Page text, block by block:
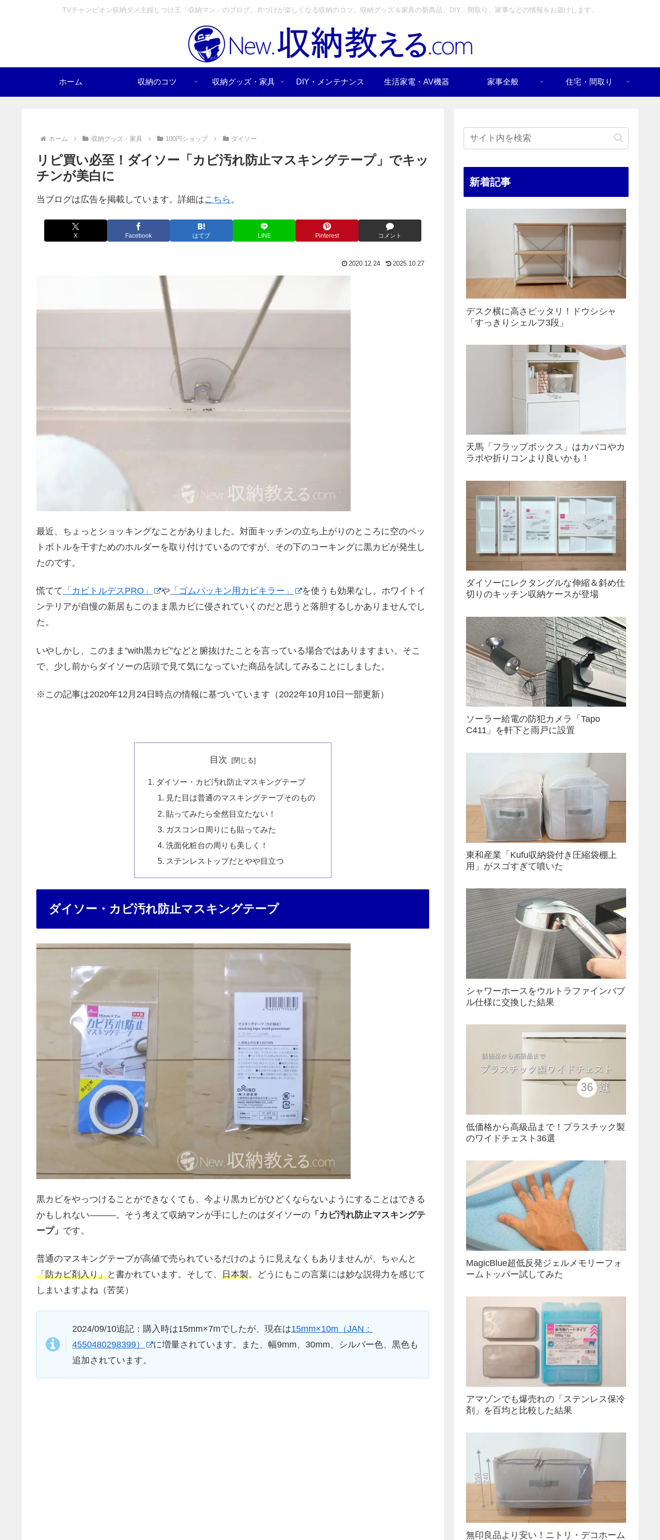
TVチャンピオン収納ダメ主婦しつけ王「収納マン」のブログ。片づけが楽しくなる収納のコツ、収納グッズ＆家具の新商品、DIY、間取り、家事などの情報をお届けします。
ホーム 収納のコツ 収納グッズ・家具 DIY・メンテナンス 生活家電・AV機器 家事全般 住宅・間取り
ホーム 収納グッズ・家具 100円ショップ ダイソー
リピ買い必至！ダイソー「カビ汚れ防止マスキングテープ」でキッ
チンが美白に
当ブログは広告を掲載しています。詳細はこちら 。
X Facebook はてブ LINE Pinterest コメント
2020.12.24 2025.10.27
最近、ちょっとショッキングなことがありました。対面キッチンの立ち上がりのところに空のペッ
トボトルを干すためのホルダーを取り付けているのですが、その下のコーキングに黒カビが発生し
たのです。
慌てて 「カビトルデスPRO」 や 「ゴムパッキン用カビキラー」
を使うも効果なし。ホワイトイ
ンテリアが自慢の新居もこのまま黒カビに侵されていくのだと思うと落胆するしかありませんでし
た。
いやしかし、このまま”with黒カビ”などと腑抜けたことを言っている場合ではありますまい。そこ
で、少し前からダイソーの店頭で見て気になっていた商品を試してみることにしました。
※この記事は2020年12月24日時点の情報に基づいています（2022年10月10日一部更新）
目次
ダイソー・カビ汚れ防止マスキングテープ
見た目は普通のマスキングテープそのもの
貼ってみたら全然目立たない！
ガスコンロ周りにも貼ってみた
洗面化粧台の周りも美しく！
ステンレストップだとやや目立つ
ダイソー・カビ汚れ防止マスキングテープ
黒カビをやっつけることができなくても、今より黒カビがひどくならないようにすることはできる
かもしれない―――。そう考えて収納マンが手にしたのはダイソーの 「カビ汚れ防止マスキングテ
ープ」 です。
普通のマスキングテープが高値で売られているだけのように見えなくもありませんが、ちゃんと
「防カビ剤入り」と書かれています。そして、 日本製。どうにもこの言葉には妙な説得力を感じて
しまいますよね（苦笑）
2024/09/10追記：購入時は15mm×7mでしたが、現在は15mm×10m（JAN：
4550480298399）
に増量されています。また、幅9mm、30mm、シルバー色、黒色も
追加されています。
新着記事
デスク横に高さピッタリ！ドウシシャ
「すっきりシェルフ3段」
天馬「フラップボックス」はカバコやカ
ラボや折りコンより良いかも！
ダイソーにレクタングルな伸縮＆斜め仕
切りのキッチン収納ケースが登場
ソーラー給電の防犯カメラ「Tapo
C411」を軒下と雨戸に設置
東和産業「Kufu収納袋付き圧縮袋棚上
用」がスゴすぎて噴いた
シャワーホースをウルトラファインバブ
ル仕様に交換した結果
低価格から高級品まで！プラスチック製
のワイドチェスト36選
MagicBlue超低反発ジェルメモリーフォ
ームトッパー試してみた
アマゾンでも爆売れの「ステンレス保冷
剤」を百均と比較した結果
無印良品より安い！ニトリ・デコホーム